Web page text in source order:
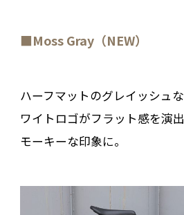
■Moss Gray（NEW）
ハーフマットのグレイッシュ
ワイトロゴがフラット感を演
モーキーな印象に。